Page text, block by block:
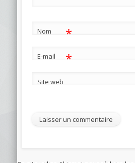
Nom *
E-mail *
Site web